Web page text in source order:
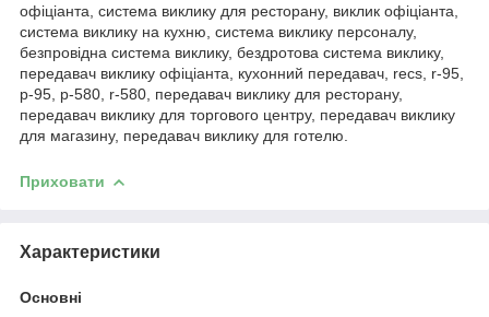
офіціанта, система виклику для ресторану, виклик офіціанта,
система виклику на кухню, система виклику персоналу,
безпровідна система виклику, бездротова система виклику,
передавач виклику офіціанта, кухонний передавач, recs, r-95,
р-95, р-580, r-580, передавач виклику для ресторану,
передавач виклику для торгового центру, передавач виклику
для магазину, передавач виклику для готелю.
Приховати
Характеристики
Основні